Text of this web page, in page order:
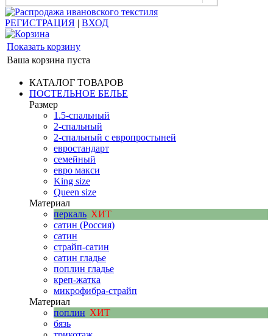
РЕГИСТРАЦИЯ | ВХОД
Показать корзину
Ваша корзина пуста
КАТАЛОГ ТОВАРОВ
ПОСТЕЛЬНОЕ БЕЛЬЕ
Размер
1.5-спальный
2-спальный
2-спальный с европростыней
евростандарт
семейный
евро макси
King size
Queen size
Материал
перкаль ХИТ
сатин (Россия)
сатин
страйп-сатин
сатин гладье
поплин гладье
креп-жатка
микрофибра-страйп
Материал
поплин ХИТ
бязь